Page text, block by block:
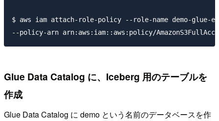
$ aws iam attach-role-policy --role-name demo-
Glue Data Catalog に、Iceberg 用のテーブルを
作成
Glue Data Catalog に demo という名前のデータベースを作